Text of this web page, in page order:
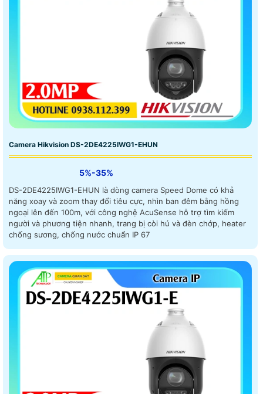
Camera Hikvision DS-2DE4225IWG1-EHUN
5%-35%
DS-2DE4225IWG1-EHUN là dòng camera Speed Dome có khả
năng xoay và zoom thay đổi tiêu cực, nhìn ban đêm bằng hồng
ngoại lên đến 100m, với công nghệ AcuSense hỗ trợ tìm kiếm
người và phương tiện nhanh, trang bị còi hú và đèn chớp, heater
chống sương, chống nước chuẩn IP 67